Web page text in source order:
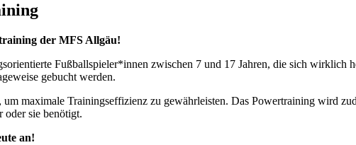
der MFS Allgäu!
Fußballspieler*innen zwischen 7 und 17 Jahren, die sich wirklich
gebucht werden.
maximale Trainingseffizienz zu gewährleisten. Das Powertraining wird
oder sie benötigt.
an!